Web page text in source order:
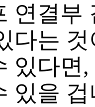
연결부
다는
있다면
있을